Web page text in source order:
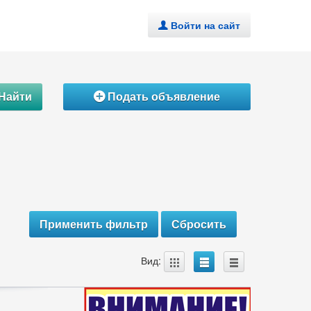
. Войти на сайт
ÁПодать объявление
Вид: A B C